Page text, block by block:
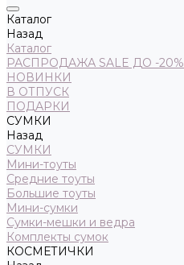
Каталог
Назад
Каталог
РАСПРОДАЖА SALE ДО -20%
НОВИНКИ
В ОТПУСК
ПОДАРКИ
СУМКИ
Назад
СУМКИ
Мини-тоуты
Средние тоуты
Большие тоуты
Мини-сумки
Сумки-мешки и ведра
Комплекты сумок
КОСМЕТИЧКИ